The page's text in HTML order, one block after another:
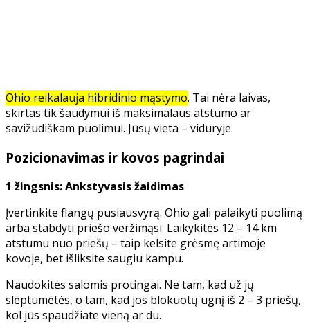
Ohio reikalauja hibridinio mąstymo. Tai nėra laivas,
skirtas tik šaudymui iš maksimalaus atstumo ar
savižudiškam puolimui. Jūsų vieta – viduryje.
Pozicionavimas ir kovos pagrindai
1 žingsnis: Ankstyvasis žaidimas
Įvertinkite flangų pusiausvyrą. Ohio gali palaikyti puolimą
arba stabdyti priešo veržimąsi. Laikykitės 12 – 14 km
atstumu nuo priešų – taip kelsite grėsmę artimoje
kovoje, bet išliksite saugiu kampu.
Naudokitės salomis protingai. Ne tam, kad už jų
slėptumėtės, o tam, kad jos blokuotų ugnį iš 2 – 3 priešų,
kol jūs spaudžiate vieną ar du.